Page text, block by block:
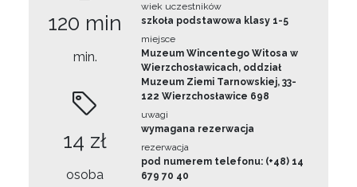
120 min
min.
14 zł
osoba
wiek uczestników
szkoła podstawowa klasy 1-5
miejsce
Muzeum Wincentego Witosa w
Wierzchosławicach, oddział
Muzeum Ziemi Tarnowskiej, 33-
122 Wierzchosławice 698
uwagi
wymagana rezerwacja
rezerwacja
pod numerem telefonu: (+48) 14
679 70 40